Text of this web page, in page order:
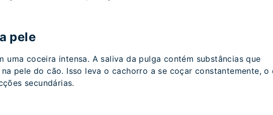
pele
uma coceira intensa. A saliva da pulga contém substâncias que
pele do cão. Isso leva o cachorro a se coçar constantemente, o
secundárias.